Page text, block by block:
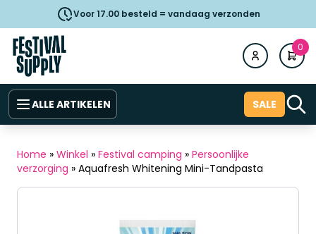
Voor 17.00 besteld = vandaag verzonden
0
ALLE ARTIKELEN SALE
Home » Winkel » Festival camping » Persoonlijke
verzorging » Aquafresh Whitening Mini-Tandpasta